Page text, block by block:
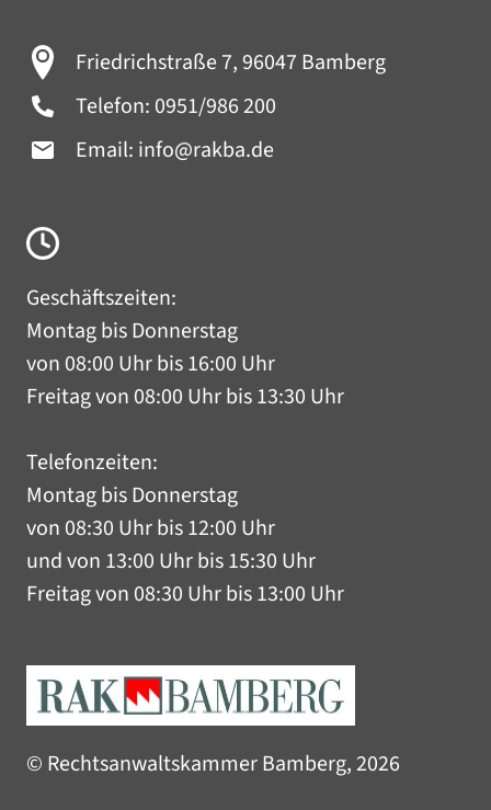
Friedrichstraße 7, 96047 Bamberg
Telefon: 0951/986 200
Email: info@rakba.de
Geschäftszeiten:
Montag bis Donnerstag
von 08:00 Uhr bis 16:00 Uhr
Freitag von 08:00 Uhr bis 13:30 Uhr
Telefonzeiten:
Montag bis Donnerstag
von 08:30 Uhr bis 12:00 Uhr
und von 13:00 Uhr bis 15:30 Uhr
Freitag von 08:30 Uhr bis 13:00 Uhr
© Rechtsanwaltskammer Bamberg, 2026